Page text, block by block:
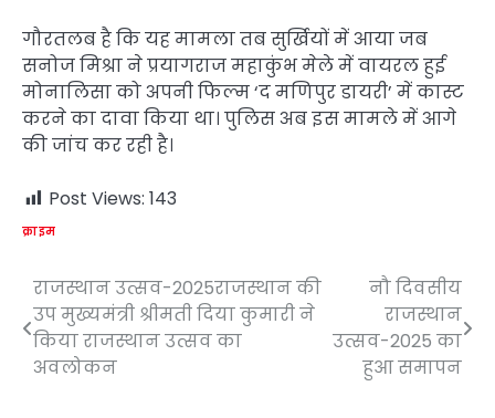
गौरतलब है कि यह मामला तब सुर्खियों में आया जब
सनोज मिश्रा ने प्रयागराज महाकुंभ मेले में वायरल हुई
मोनालिसा को अपनी फिल्म ‘द मणिपुर डायरी’ में कास्ट
करने का दावा किया था। पुलिस अब इस मामले में आगे
की जांच कर रही है।
Post Views: 143
क्राइम
Post
navigation
राजस्थान उत्सव-2025राजस्थान की
उप मुख्यमंत्री श्रीमती दिया कुमारी ने
किया राजस्थान उत्सव का
अवलोकन
नौ दिवसीय
राजस्थान
उत्सव-2025 का
हुआ समापन